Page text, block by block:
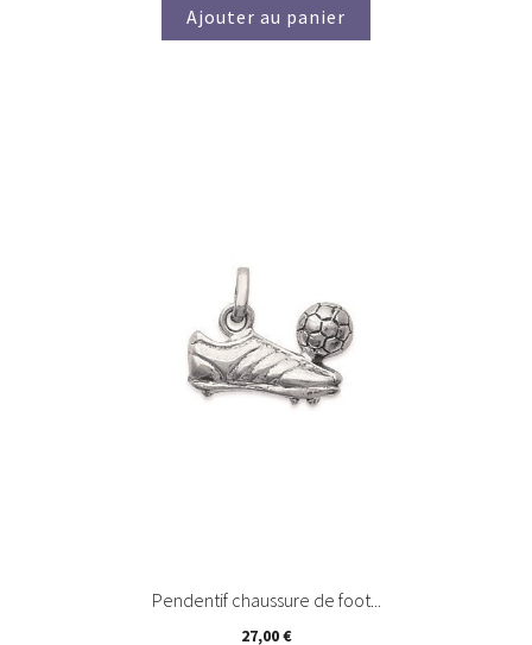
Ajouter au panier
Pendentif chaussure de foot...
Prix
27,00 €